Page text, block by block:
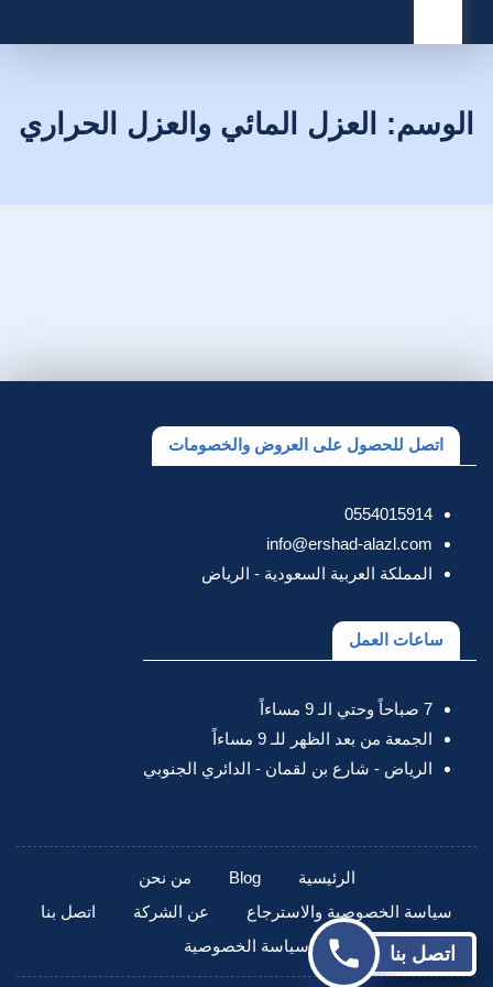
القائمة
الوسم: العزل المائي والعزل الحراري
اتصل للحصول على العروض والخصومات
0554015914
info@ershad-alazl.com
المملكة العربية السعودية - الرياض
ساعات العمل
7 صباحاً وحتي الـ 9 مساءاً
الجمعة من بعد الظهر للـ 9 مساءاً
الرياض - شارع بن لقمان - الدائري الجنوبي
الرئيسية Blog
من نحن
سياسة الخصوصية والاسترجاع
عن الشركة
اتصل بنا
سياسة الخصوصية
اتصل بنا